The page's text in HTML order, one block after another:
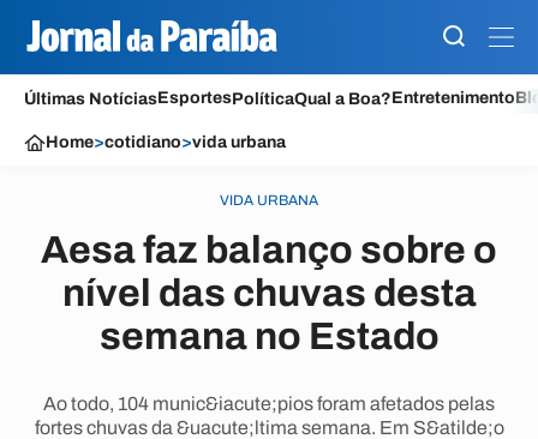
Últimas NotíciasEsportesPolíticaQual a Boa?Entretenimento
Home>cotidiano>vida urbana
VIDA URBANA
Aesa faz balanço sobre o
nível das chuvas desta
semana no Estado
Ao todo, 104 munic&iacute;pios foram afetados pelas
fortes chuvas da &uacute;ltima semana. Em S&atilde;o